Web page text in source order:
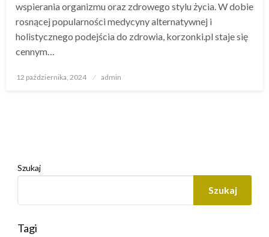
wspierania organizmu oraz zdrowego stylu życia. W dobie
rosnącej popularności medycyny alternatywnej i
holistycznego podejścia do zdrowia, korzonki.pl staje się
cennym…
Opublikowane
12 października, 2024 admin
Szukaj
Szukaj
Tagi